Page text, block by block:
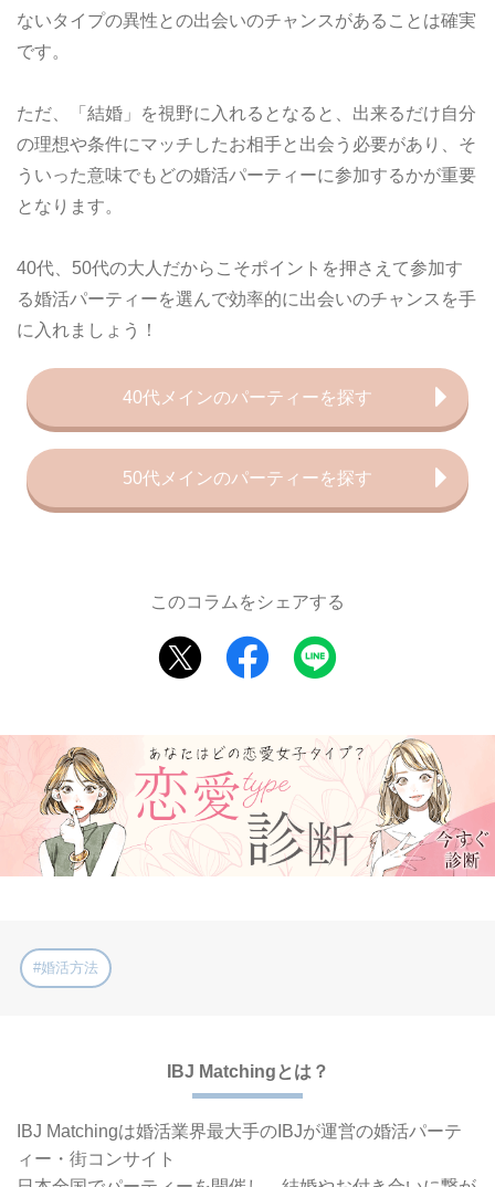
ないタイプの異性との出会いのチャンスがあることは確実
です。
ただ、「結婚」を視野に入れるとなると、出来るだけ自分
の理想や条件にマッチしたお相手と出会う必要があり、そ
ういった意味でもどの婚活パーティーに参加するかが重要
となります。
40代、50代の大人だからこそポイントを押さえて参加す
る婚活パーティーを選んで効率的に出会いのチャンスを手
に入れましょう！
40代メインのパーティーを探す
50代メインのパーティーを探す
このコラムをシェアする
#婚活方法
IBJ Matchingとは？
IBJ Matchingは婚活業界最大手の IBJが運営の婚活パーテ
ィー・街コンサイト